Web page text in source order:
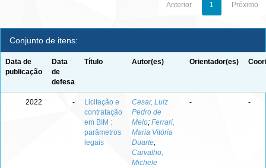
Anterior 1 Próximo
Conjunto de itens:
Data de
publicação
Data
de
defesa
Título Autor(es) Orientador(es)
2022 -
Licitação e
contratação
em BIM :
parâmetros
legais
Cesar, Luiz
Pedro de
Melo; Ferrari,
Maria Vitória
Duarte;
Carvalho,
Michele
- -